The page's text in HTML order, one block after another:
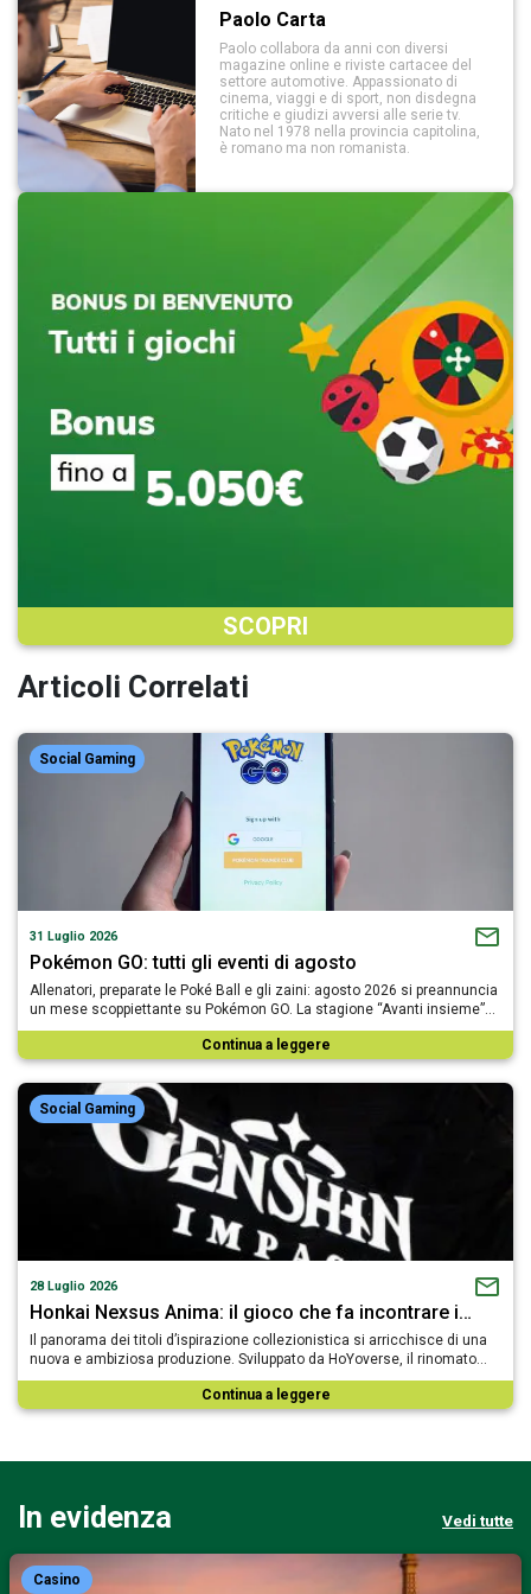
Paolo Carta
Paolo collabora da anni con diversi
magazine online e riviste cartacee del
settore automotive. Appassionato di
cinema, viaggi e di sport, non disdegna
critiche e giudizi avversi alle serie tv.
Nato nel 1978 nella provincia capitolina,
è romano ma non romanista.
SCOPRI
Articoli Correlati
Social Gaming
31 Luglio 2026
Pokémon GO: tutti gli eventi di agosto
Allenatori, preparate le Poké Ball e gli zaini: agosto 2026 si preannuncia
un mese scoppiettante su Pokémon GO. La stagione “Avanti insieme”…
Continua a leggere
Social Gaming
28 Luglio 2026
Honkai Nexsus Anima: il gioco che fa incontrare i…
Il panorama dei titoli d’ispirazione collezionistica si arricchisce di una
nuova e ambiziosa produzione. Sviluppato da HoYoverse, il rinomato…
Continua a leggere
In evidenza Vedi tutte
Casino